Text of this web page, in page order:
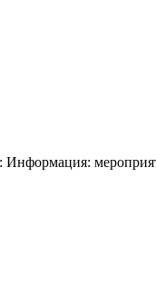
: Информация: